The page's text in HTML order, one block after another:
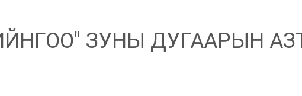
ЗУНЫ ДУГААРЫН